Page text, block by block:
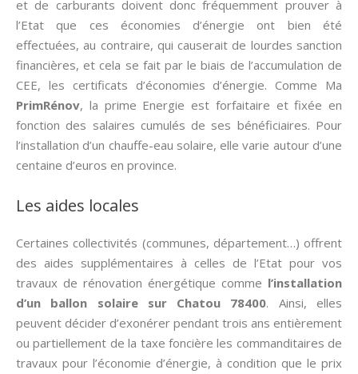
et de carburants doivent donc fréquemment prouver à
l’Etat que ces économies d’énergie ont bien été
effectuées, au contraire, qui causerait de lourdes sanction
financières, et cela se fait par le biais de l’accumulation de
CEE, les certificats d’économies d’énergie. Comme Ma
PrimRénov, la prime Energie est forfaitaire et fixée en
fonction des salaires cumulés de ses bénéficiaires. Pour
l’installation d’un chauffe-eau solaire, elle varie autour d’une
centaine d’euros en province.
Les aides locales
Certaines collectivités (communes, département…) offrent
des aides supplémentaires à celles de l’Etat pour vos
travaux de rénovation énergétique comme l’installation
d’un ballon solaire sur Chatou 78400. Ainsi, elles
peuvent décider d’exonérer pendant trois ans entièrement
ou partiellement de la taxe foncière les commanditaires de
travaux pour l’économie d’énergie, à condition que le prix